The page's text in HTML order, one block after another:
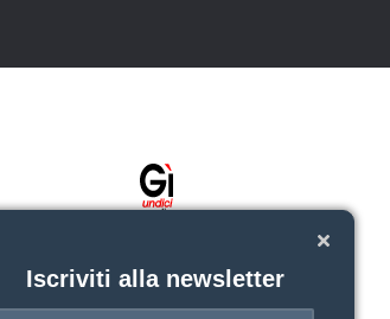
Iscriviti alla newsletter